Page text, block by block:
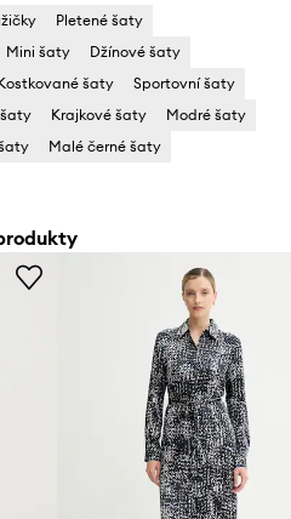
Pletené šaty
Mini šaty
Džínové šaty
šaty
Sportovní šaty
Krajkové šaty
Modré šaty
Malé černé šaty